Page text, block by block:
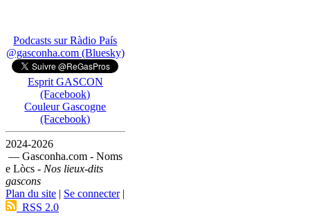
Podcasts sur Ràdio País
@gasconha.com (Bluesky)
Esprit GASCON
(Facebook)
Couleur Gascogne
(Facebook)
2024-2026
— Gasconha.com - Noms
e Lòcs - Nos lieux-dits
gascons
Plan du site | Se connecter|
RSS 2.0